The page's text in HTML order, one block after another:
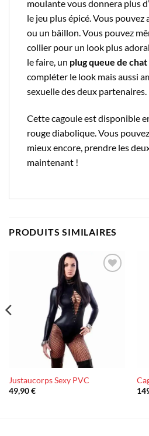
moulante vous donnera plus
le jeu plus épicé. Vous
ou un bâillon. Vous pouvez
collier pour un look plus
le faire, un plug queue de chat
compléter le look mais aussi
sexuelle des deux partenaires.
Cette cagoule est disponible
rouge diabolique. Vous
mieux encore, prendre les
maintenant !
PRODUITS SIMILAIRES
d’envies
Justaucorps Sexy PVC
49,90€